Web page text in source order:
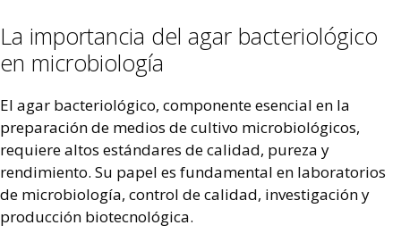
La importancia del agar bacteriológico
en microbiología
El agar bacteriológico, componente esencial en la
preparación de medios de cultivo microbiológicos,
requiere altos estándares de calidad, pureza y
rendimiento. Su papel es fundamental en laboratorios
de microbiología, control de calidad, investigación y
producción biotecnológica.